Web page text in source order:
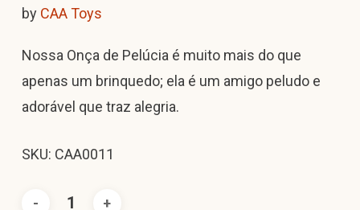
by CAA Toys
Nossa Onça de Pelúcia é muito mais do que
apenas um brinquedo; ela é um amigo peludo e
adorável que traz alegria.
SKU: CAA0011